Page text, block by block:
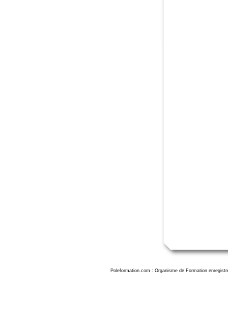
Poleformation.com : Organisme de Formation